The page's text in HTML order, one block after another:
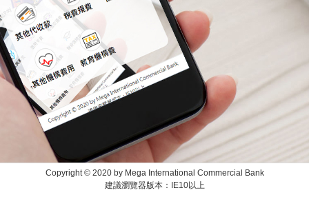
Copyright © 2020 by Mega International Commercial Bank
建議瀏覽器版本：IE10以上